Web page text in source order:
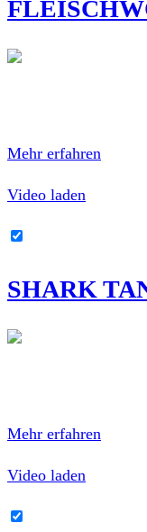
Mehr erfahren
Video laden
SHARK
Mehr erfahren
Video laden